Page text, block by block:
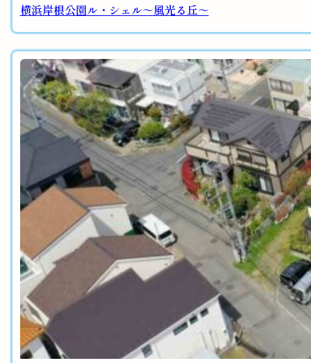
横浜岸根公園ル・シェル～風光る丘～